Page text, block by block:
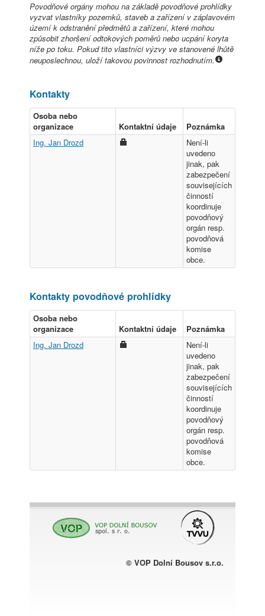
Povodňové orgány mohou na základě povodňové prohlídky
vyzvat vlastníky pozemků, staveb a zařízení v záplavovém
území k odstranění předmětů a zařízení, které mohou
způsobit zhoršení odtokových poměrů nebo ucpání koryta
níže po toku. Pokud tito vlastníci výzvy ve stanovené lhůtě
neuposlechnou, uloží takovou povinnost rozhodnutím.
Kontakty
Osoba nebo
organizace
Kontaktní údaje
Poznámka
Ing. Jan Drozd
Není-li
uvedeno
jinak, pak
zabezpečení
souvisejících
činností
koordinuje
povodňový
orgán resp.
povodňová
komise
obce.
Kontakty povodňové prohlídky
Osoba nebo
organizace
Kontaktní údaje
Poznámka
Ing. Jan Drozd
Není-li
uvedeno
jinak, pak
zabezpečení
souvisejících
činností
koordinuje
povodňový
orgán resp.
povodňová
komise
obce.
© VOP Dolní Bousov s.r.o.